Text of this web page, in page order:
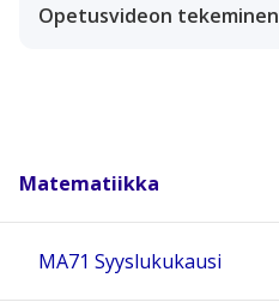
Opetusvideon tekeminen
Matematiikka
MA71 Syyslukukausi